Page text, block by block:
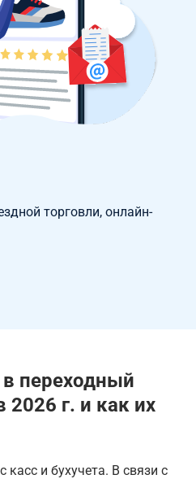
торговли, онлайн-
переходный
г. и как их
и бухучета. В связи с